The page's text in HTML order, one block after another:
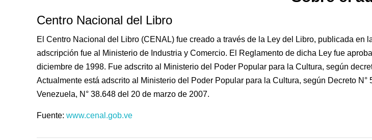
Centro Nacional del Libro
El Centro Nacional del Libro (CENAL) fue creado a través de la Ley del Libro, publicada en
adscripción fue al Ministerio de Industria y Comercio. El Reglamento de dicha Ley fue
diciembre de 1998. Fue adscrito al Ministerio del Poder Popular para la Cultura, según
Actualmente está adscrito al Ministerio del Poder Popular para la Cultura, según Decreto
Venezuela, N° 38.648 del 20 de marzo de 2007.
Fuente: www.cenal.gob.ve